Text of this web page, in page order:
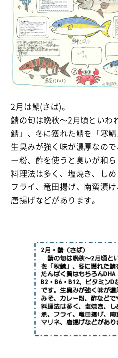
2月は鯖(さば)。
鯖の旬は晩秋〜2月頃といわ
鯖」、冬に獲れた鯖を「寒鯖
生臭みが強く味が濃厚なの
ー粉、酢を使うと臭いが和ら
料理法は多く、塩焼き、しめ
フライ、竜田揚げ、南蛮漬け
唐揚げなどがあります。